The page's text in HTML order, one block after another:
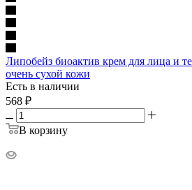
Липобейз биоактив крем для лица и
очень сухой кожи
Есть в наличии
568 ₽
В корзину